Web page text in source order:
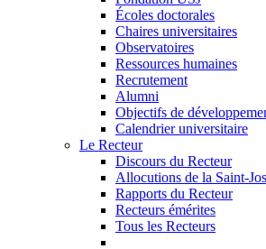
Écoles doctorales
Chaires universitaires
Observatoires
Ressources humaines
Recrutement
Alumni
Objectifs de
Calendrier universitaire
Le Recteur
Discours du Recteur
Allocutions de la Saint-
Rapports du Recteur
Recteurs émérites
Tous les Recteurs